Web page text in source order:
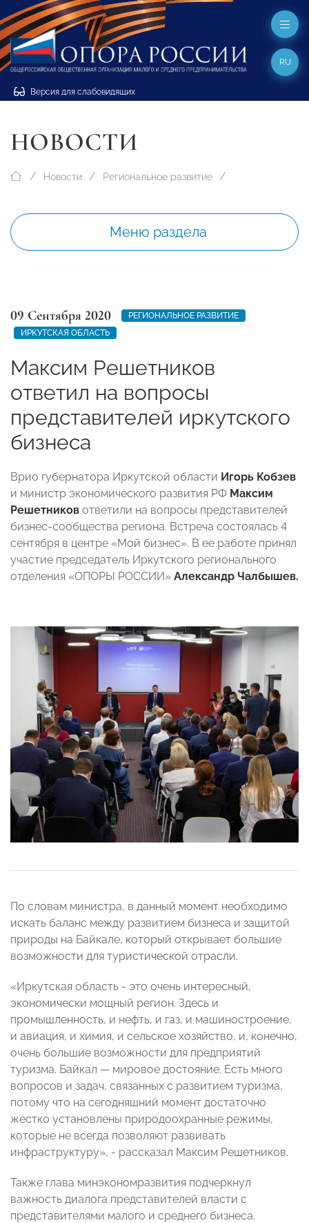
Версия для слабовидящих
RU
НОВОСТИ
Новости Региональное развитие
Меню раздела
09 Сентября 2020
РЕГИОНАЛЬНОЕ РАЗВИТИЕ
ИРКУТСКАЯ ОБЛАСТЬ
Максим Решетников
ответил на вопросы
представителей иркутского
бизнеса
Врио губернатора Иркутской области Игорь Кобзев
и министр экономического развития РФ Максим
Решетников ответили на вопросы представителей
бизнес-сообщества региона. Встреча состоялась 4
сентября в центре «Мой бизнес». В ее работе принял
участие председатель Иркутского регионального
отделения «ОПОРЫ РОССИИ» Александр Чалбышев.
По словам министра, в данный момент необходимо
искать баланс между развитием бизнеса и защитой
природы на Байкале, который открывает большие
возможности для туристической отрасли.
«Иркутская область - это очень интересный,
экономически мощный регион. Здесь и
промышленность, и нефть, и газ, и машиностроение,
и авиация, и химия, и сельское хозяйство, и, конечно,
очень большие возможности для предприятий
туризма. Байкал — мировое достояние. Есть много
вопросов и задач, связанных с развитием туризма,
потому что на сегодняшний момент достаточно
жестко установлены природоохранные режимы,
которые не всегда позволяют развивать
инфраструктуру», - рассказал Максим Решетников.
Также глава минэкономразвития подчеркнул
важность диалога представителей власти с
представителями малого и среднего бизнеса.